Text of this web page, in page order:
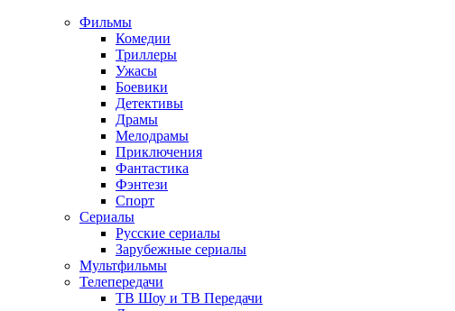
Фильмы
Комедии
Триллеры
Ужасы
Боевики
Детективы
Драмы
Мелодрамы
Приключения
Фантастика
Фэнтези
Спорт
Сериалы
Русские сериалы
Зарубежные сериалы
Мультфильмы
Телепередачи
ТВ Шоу и ТВ Передачи